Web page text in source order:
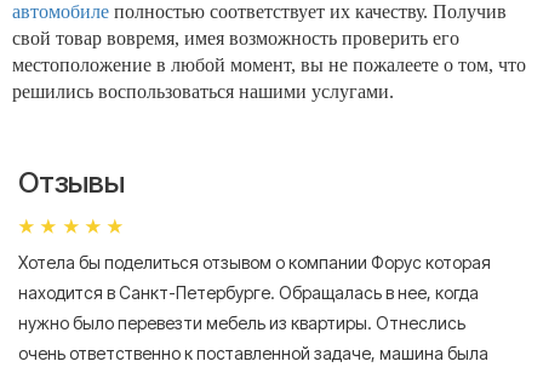
автомобиле полностью соответствует их качеству. Получив
свой товар вовремя, имея возможность проверить его
местоположение в любой момент, вы не пожалеете о том, что
решились воспользоваться нашими услугами.
Отзывы
Хотела бы поделиться отзывом о компании Форус которая
находится в Санкт-Петербурге. Обращалась в нее, когда
нужно было перевезти мебель из квартиры. Отнеслись
очень ответственно к поставленной задаче, машина была